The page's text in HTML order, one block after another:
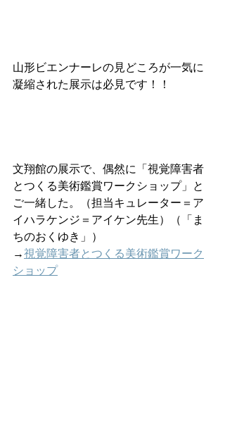
山形ビエンナーレの見どころが一気に
凝縮された展示は必見です！！
文翔館の展示で、偶然に「視覚障害者
とつくる美術鑑賞ワークショップ」と
ご一緒した。（担当キュレーター＝ア
イハラケンジ＝アイケン先生）（「ま
ちのおくゆき」）
→視覚障害者とつくる美術鑑賞ワーク
ショップ